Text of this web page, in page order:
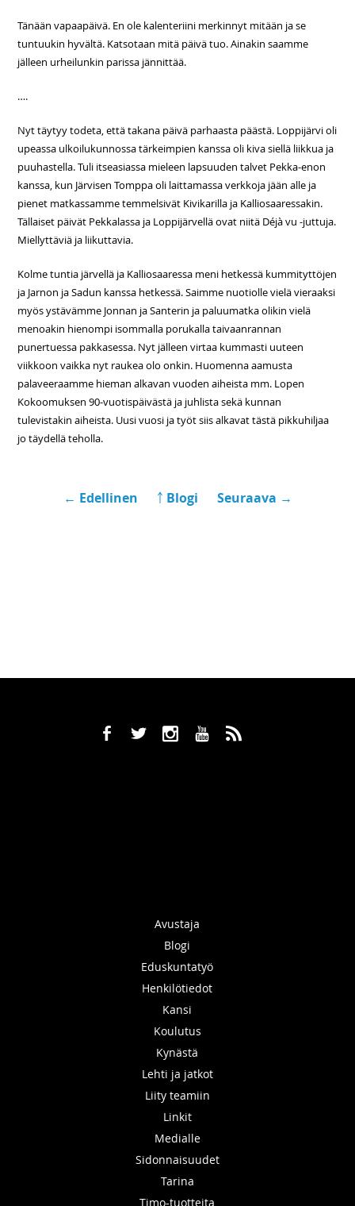
Tänään vapaapäivä. En ole kalenteriini merkinnyt mitään ja se
tuntuukin hyvältä. Katsotaan mitä päivä tuo. Ainakin saamme
jälleen urheilunkin parissa jännittää.
….
Nyt täytyy todeta, että takana päivä parhaasta päästä. Loppijärvi oli
upeassa ulkoilukunnossa tärkeimpien kanssa oli kiva siellä liikkua ja
puuhastella. Tuli itseasiassa mieleen lapsuuden talvet Pekka-enon
kanssa, kun Järvisen Tomppa oli laittamassa verkkoja jään alle ja
pienet matkassamme temmelsivät Kivikarilla ja Kalliosaaressakin.
Tällaiset päivät Pekkalassa ja Loppijärvellä ovat niitä Déjà vu -juttuja.
Miellyttäviä ja liikuttavia.
Kolme tuntia järvellä ja Kalliosaaressa meni hetkessä kummityttöjen
ja Jarnon ja Sadun kanssa hetkessä. Saimme nuotiolle vielä vieraaksi
myös ystävämme Jonnan ja Santerin ja paluumatka olikin vielä
menoakin hienompi isommalla porukalla taivaanrannan
punertuessa pakkasessa. Nyt jälleen virtaa kummasti uuteen
viikkoon vaikka nyt raukea olo onkin. Huomenna aamusta
palaveeraamme hieman alkavan vuoden aiheista mm. Lopen
Kokoomuksen 90-vuotispäivästä ja juhlista sekä kunnan
tulevistakin aiheista. Uusi vuosi ja työt siis alkavat tästä pikkuhiljaa
jo täydellä teholla.
← Edellinen ￪ Blogi Seuraava →
b a x r ,
Avustaja
Blogi
Eduskuntatyö
Henkilötiedot
Kansi
Koulutus
Kynästä
Lehti ja jatkot
Liity teamiin
Linkit
Medialle
Sidonnaisuudet
Tarina
Timo-tuotteita